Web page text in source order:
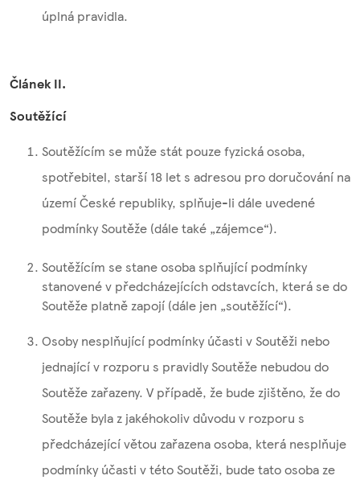
úplná pravidla.
Článek II.
Soutěžící
Soutěžícím se může stát pouze fyzická osoba,
spotřebitel, starší 18 let s adresou pro doručování na
území České republiky, splňuje-li dále uvedené
podmínky Soutěže (dále také „zájemce“).
Soutěžícím se stane osoba splňující podmínky
stanovené v předcházejících odstavcích, která se do
Soutěže platně zapojí (dále jen „soutěžící“).
Osoby nesplňující podmínky účasti v Soutěži nebo
jednající v rozporu s pravidly Soutěže nebudou do
Soutěže zařazeny. V případě, že bude zjištěno, že do
Soutěže byla z jakéhokoliv důvodu v rozporu s
předcházející větou zařazena osoba, která nesplňuje
podmínky účasti v této Soutěži, bude tato osoba ze